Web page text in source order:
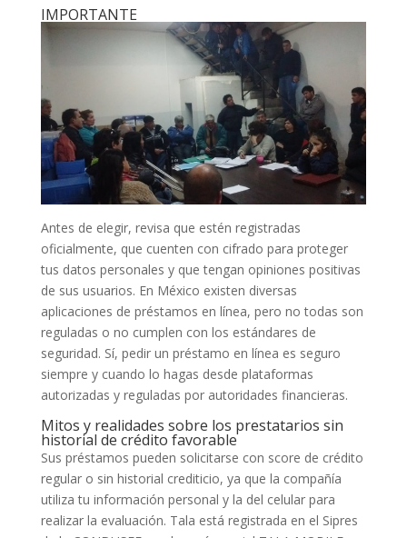
IMPORTANTE
Antes de elegir, revisa que estén registradas
oficialmente, que cuenten con cifrado para proteger
tus datos personales y que tengan opiniones positivas
de sus usuarios. En México existen diversas
aplicaciones de préstamos en línea, pero no todas son
reguladas o no cumplen con los estándares de
seguridad. Sí, pedir un préstamo en línea es seguro
siempre y cuando lo hagas desde plataformas
autorizadas y reguladas por autoridades financieras.
Mitos y realidades sobre los prestatarios sin
historial de crédito favorable
Sus préstamos pueden solicitarse con score de crédito
regular o sin historial crediticio, ya que la compañía
utiliza tu información personal y la del celular para
realizar la evaluación. Tala está registrada en el Sipres